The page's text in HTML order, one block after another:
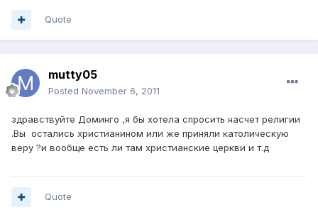
Quote
mutty05
Posted November 6, 2011
здравствуйте Доминго ,я бы хотела спросить насчет религии
.Вы остались христианином или же приняли католическую
веру ?и вообще есть ли там христианские церкви и т.д
Quote